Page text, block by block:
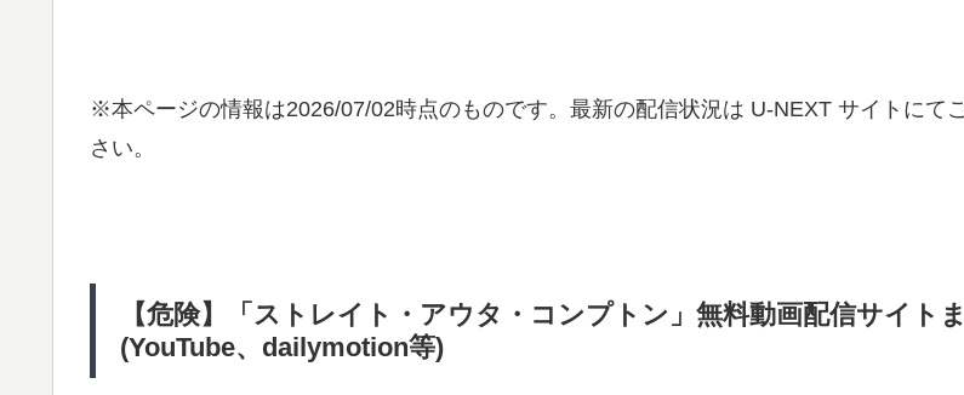
※本ページの情報は2026/07/02時点のものです。最新の配信状況は U-NEXT サイトにて
さい。
【危険】「ストレイト・アウタ・コンプトン」無料動画配信サイト
(YouTube、dailymotion等)